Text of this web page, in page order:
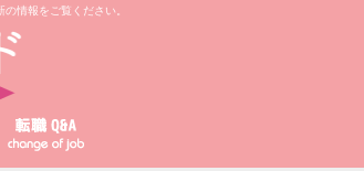
情報をご覧ください。